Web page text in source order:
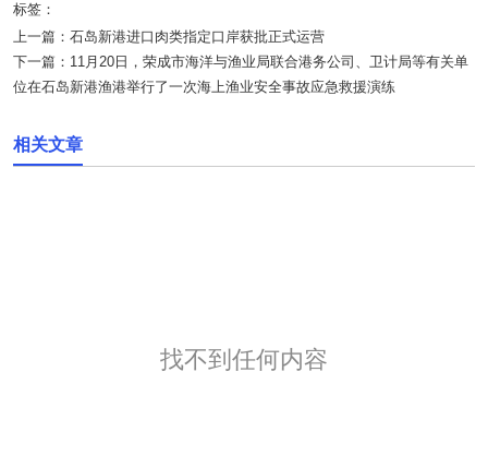
标签：
上一篇： 石岛新港进口肉类指定口岸获批正式运营
下一篇： 11月20日，荣成市海洋与渔业局联合港务公司、卫计局等有关单
位在石岛新港渔港举行了一次海上渔业安全事故应急救援演练
相关文章
找不到任何内容